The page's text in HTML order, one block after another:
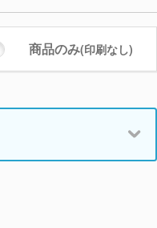
商品のみ(印刷なし)